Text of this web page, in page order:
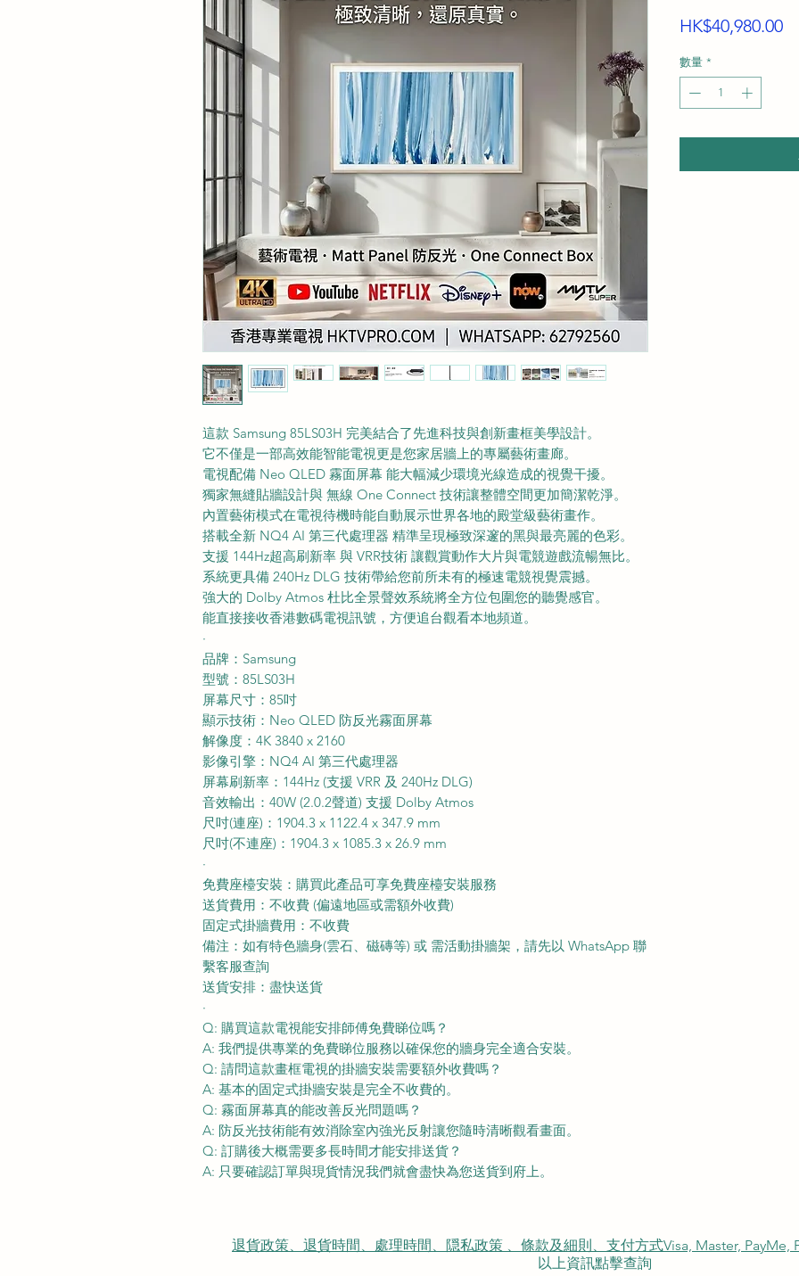
這款 Samsung 85LS03H 完美結合了先進科技與創新畫框美學設計。
它不僅是一部高效能智能電視更是您家居牆上的專屬藝術畫廊。
電視配備 Neo QLED 霧面屏幕 能大幅減少環境光線造成的視覺干擾。
獨家無縫貼牆設計與 無線 One Connect 技術讓整體空間更加簡潔乾淨。
內置藝術模式在電視待機時能自動展示世界各地的殿堂級藝術畫作。
搭載全新 NQ4 AI 第三代處理器 精準呈現極致深邃的黑與最亮麗的色彩。
支援 144Hz超高刷新率 與 VRR技術 讓觀賞動作大片與電競遊戲流暢無比。
系統更具備 240Hz DLG 技術帶給您前所未有的極速電競視覺震撼。
強大的 Dolby Atmos 杜比全景聲效系統將全方位包圍您的聽覺感官。
能直接接收香港數碼電視訊號，方便追台觀看本地頻道。
·
品牌：Samsung
型號：85LS03H
屏幕尺寸：85吋
顯示技術：Neo QLED 防反光霧面屏幕
解像度：4K 3840 x 2160
影像引擎：NQ4 AI 第三代處理器
屏幕刷新率：144Hz (支援 VRR 及 240Hz DLG)
音效輸出：40W (2.0.2聲道) 支援 Dolby Atmos
尺吋(連座)：1904.3 x 1122.4 x 347.9 mm
尺吋(不連座)：1904.3 x 1085.3 x 26.9 mm
·
免費座檯安裝：購買此產品可享免費座檯安裝服務
送貨費用：不收費 (偏遠地區或需額外收費)
固定式掛牆費用：不收費
備注：如有特色牆身(雲石、磁磚等) 或 需活動掛牆架，請先以 WhatsApp 聯
繫客服查詢
送貨安排：盡快送貨
·
Q: 購買這款電視能安排師傅免費睇位嗎？
A: 我們提供專業的免費睇位服務以確保您的牆身完全適合安裝。
Q: 請問這款畫框電視的掛牆安裝需要額外收費嗎？
A: 基本的固定式掛牆安裝是完全不收費的。
Q: 霧面屏幕真的能改善反光問題嗎？
A: 防反光技術能有效消除室內強光反射讓您隨時清晰觀看畫面。
Q: 訂購後大概需要多長時間才能安排送貨？
A: 只要確認訂單與現貨情況我們就會盡快為您送貨到府上。
HK$40,980.00價
數量 *
退貨政策、退貨時間、處理時間、隠私政策 、條款及細則、支付方式Visa, Master, PayMe,
以上資訊點擊查詢